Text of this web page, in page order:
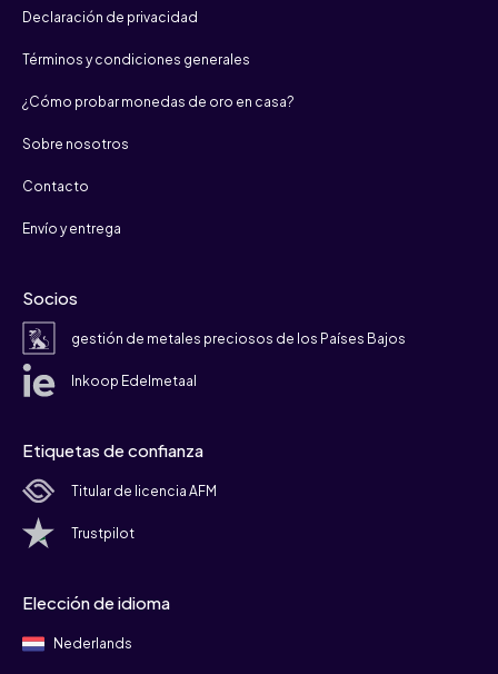
Declaración de privacidad
Términos y condiciones generales
¿Cómo probar monedas de oro en casa?
Sobre nosotros
Contacto
Envío y entrega
Socios
gestión de metales preciosos de los Países Bajos
Inkoop Edelmetaal
Etiquetas de confianza
Titular de licencia AFM
Trustpilot
Elección de idioma
Nederlands